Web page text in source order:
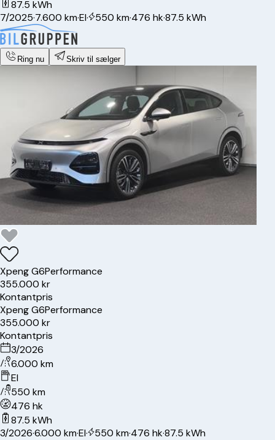
87.5 kWh
7/2025·7.600 km·El· 550 km·476 hk·87.5 kWh
Ring nu Skriv til sælger
XpengG6Performance
355.000 kr
Kontantpris
XpengG6Performance
355.000 kr
Kontantpris
3/2026
6.000 km
El
550 km
476 hk
87.5 kWh
3/2026·6.000 km·El· 550 km·476 hk·87.5 kWh